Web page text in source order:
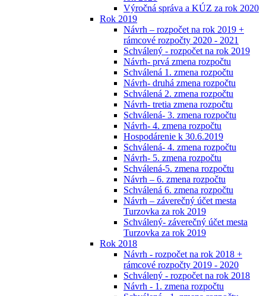
Výročná správa a KÚZ za rok 2020
Rok 2019
Návrh – rozpočet na rok 2019 +
rámcové rozpočty 2020 - 2021
Schválený - rozpočet na rok 2019
Návrh- prvá zmena rozpočtu
Schválená 1. zmena rozpočtu
Návrh- druhá zmena rozpočtu
Schválená 2. zmena rozpočtu
Návrh- tretia zmena rozpočtu
Schválená- 3. zmena rozpočtu
Návrh- 4. zmena rozpočtu
Hospodárenie k 30.6.2019
Schválená- 4. zmena rozpočtu
Návrh- 5. zmena rozpočtu
Schválená-5. zmena rozpočtu
Návrh – 6. zmena rozpočtu
Schválená 6. zmena rozpočtu
Návrh – záverečný účet mesta
Turzovka za rok 2019
Schválený- záverečný účet mesta
Turzovka za rok 2019
Rok 2018
Návrh - rozpočet na rok 2018 +
rámcové rozpočty 2019 - 2020
Schválený - rozpočet na rok 2018
Návrh - 1. zmena rozpočtu